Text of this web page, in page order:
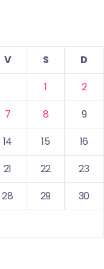
V S
D
1
2
7 8
9
14 15
16
21 22
23
28 29
30